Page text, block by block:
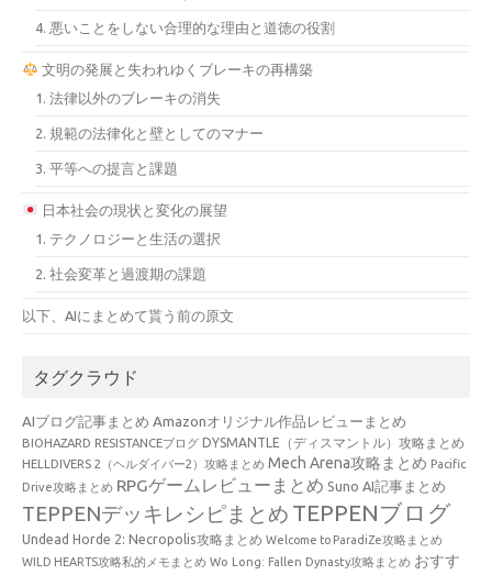
4. 悪いことをしない合理的な理由と道徳の役割
文明の発展と失われゆくブレーキの再構築
1. 法律以外のブレーキの消失
2. 規範の法律化と壁としてのマナー
3. 平等への提言と課題
日本社会の現状と変化の展望
1. テクノロジーと生活の選択
2. 社会変革と過渡期の課題
以下、AIにまとめて貰う前の原文
タグクラウド
AIブログ記事まとめ Amazonオリジナル作品レビューまとめ
BIOHAZARD RESISTANCEブログ DYSMANTLE（ディスマントル）攻略まとめ
HELLDIVERS 2（ヘルダイバー2）攻略まとめ Mech Arena攻略まとめ Pacific
Drive攻略まとめ RPGゲームレビューまとめ Suno AI記事まとめ
TEPPENデッキレシピまとめ TEPPENブログ
Undead Horde 2: Necropolis攻略まとめ Welcome to ParadiZe攻略まとめ
WILD HEARTS攻略私的メモまとめ Wo Long: Fallen Dynasty攻略まとめ おすす